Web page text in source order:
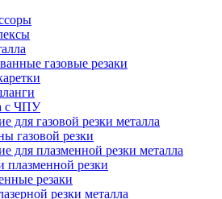
газовые резаки
с ЧПУ
для газовой резки металла
газовой резки
для плазменной резки металла
плазменной резки
резаки
резки металла